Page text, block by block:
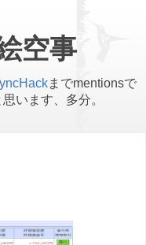
空事
までmentionsで
います、多分。